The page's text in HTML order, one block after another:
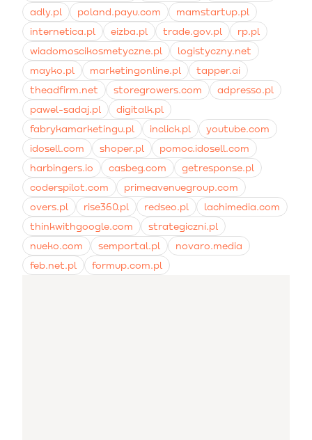
adly.pl
poland.payu.com
mamstartup.pl
internetica.pl
eizba.pl trade.gov.pl
rp.pl
wiadomoscikosmetyczne.pl
logistyczny.net
mayko.pl
marketingonline.pl
tapper.ai
theadfirm.net
storegrowers.com
adpresso.pl
pawel-sadaj.pl
digitalk.pl
fabrykamarketingu.pl
inclick.pl
youtube.com
idosell.com
shoper.pl
pomoc.idosell.com
harbingers.io
casbeg.com
getresponse.pl
coderspilot.com
primeavenuegroup.com
overs.pl
rise360.pl redseo.pl
lachimedia.com
thinkwithgoogle.com
strategiczni.pl
nueko.com
semportal.pl
novaro.media
feb.net.pl
formup.com.pl